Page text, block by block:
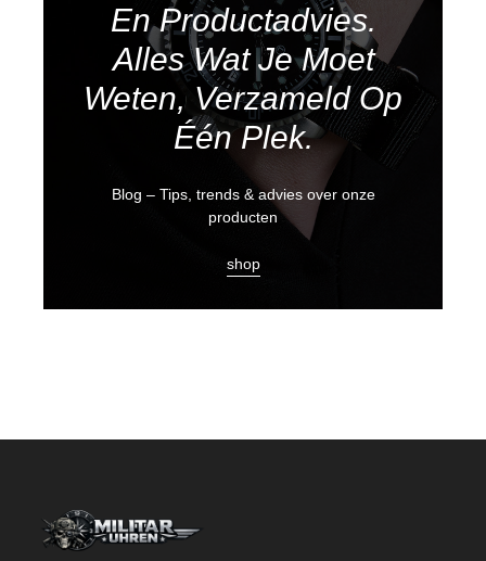
En Productadvies.
Alles Wat Je Moet
Weten, Verzameld Op
Één Plek.
Blog – Tips, trends & advies over onze
producten
shop